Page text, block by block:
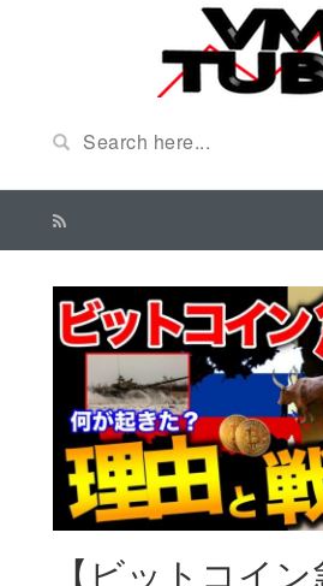
【ビットコイ